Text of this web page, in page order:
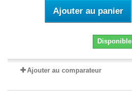
Ajouter au panier
Disponible
Ajouter au comparateur